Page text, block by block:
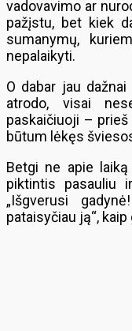
vadovavimo ar
pažįstu, bet kiek
sumanymų,
nepalaikyti.
O dabar jau
atrodo, visai
paskaičiuoji –
būtum lėkęs
Betgi ne apie
piktintis pasauliu
„Išgverusi
pataisyčiau ją“,